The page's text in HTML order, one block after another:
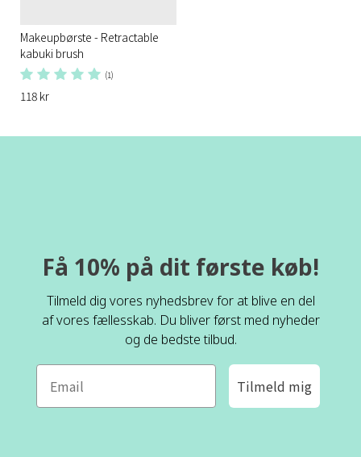
Makeupbørste - Retractable
kabuki brush
(1)
118 kr
Få 10% på dit første køb!
Tilmeld dig vores nyhedsbrev for at blive en del
af vores fællesskab. Du bliver først med nyheder
og de bedste tilbud.
Tilmeld mig